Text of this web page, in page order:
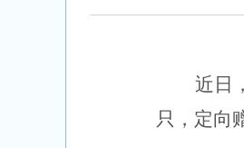
近日
只，定向